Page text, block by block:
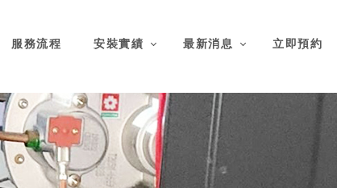
服務流程 安裝實績 最新消息 立即預約